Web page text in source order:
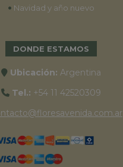
• Navidad y año nuevo
DONDE ESTAMOS
Ubicación: Argentina
Tel.: +54 11 42520309